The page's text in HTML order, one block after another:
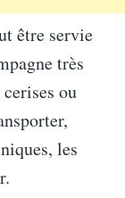
être servie
très
ou
les